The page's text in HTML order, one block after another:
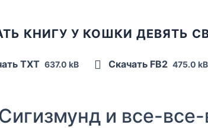
КНИГУ У КОШКИ ДЕВЯТЬ
TXT 637.0 kB Скачать FB2 475.0 kB
и все-все-